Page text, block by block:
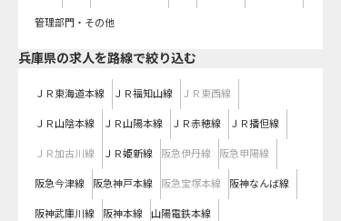
管理部門・その他
兵庫県の求人を路線で絞り込む
ＪＲ東海道本線 ＪＲ福知山線 ＪＲ東西線
ＪＲ山陰本線 ＪＲ山陽本線 ＪＲ赤穂線 ＪＲ播但線
ＪＲ加古川線 ＪＲ姫新線 阪急伊丹線 阪急甲陽線
阪急今津線 阪急神戸本線 阪急宝塚本線 阪神なんば線
阪神武庫川線 阪神本線 山陽電鉄本線